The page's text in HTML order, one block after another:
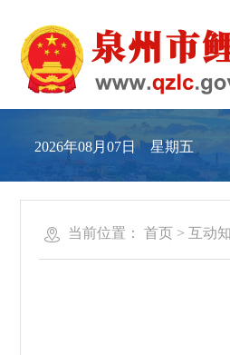
2026年08月07日 星期五
当前位置： 首页 > 互动